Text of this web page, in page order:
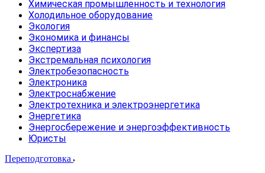
Химическая промышленность и технология
Холодильное оборудование
Экология
Экономика и финансы
Экспертиза
Экстремальная психология
Электробезопасность
Электроника
Электроснабжение
Электротехника и электроэнергетика
Энергетика
Энергосбережение и энергоэффективность
Юристы
Переподготовка